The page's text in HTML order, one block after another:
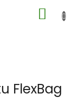
KOŠÍK
FlexBag